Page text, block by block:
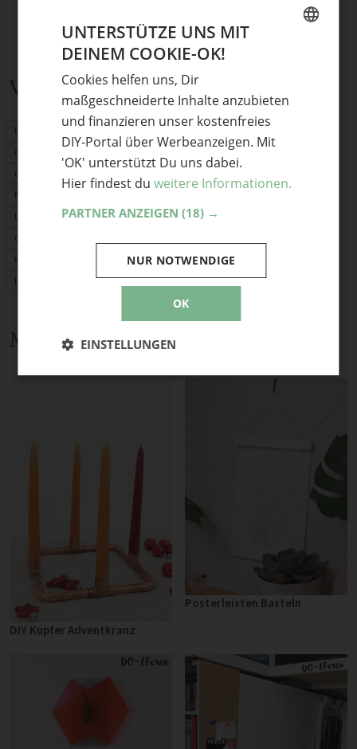
Verwandte Themen
Basteln mit Kindern
Geschenke
Origami
Fimo
Upcycling
Garten
Weihnachten
Herbst
Mehr Anleitungen und DIY-Ideen
DIY Kupfer Adventkranz
Posterleisten Basteln
UNTERSTÜTZE UNS MIT
DEINEM COOKIE-OK!
Cookies helfen uns, Dir
maßgeschneiderte Inhalte anzubieten
und finanzieren unser kostenfreies
DIY-Portal über Werbeanzeigen. Mit
'OK' unterstützt Du uns dabei.
Hier findest du weitere Informationen.
PARTNER ANZEIGEN (18) →
OK
NUR NOTWENDIGE
EINSTELLUNGEN